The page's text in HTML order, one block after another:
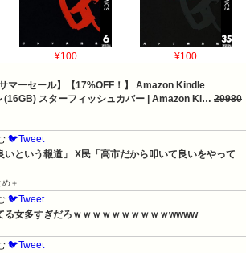
¥100 ¥100
マーセール】【17%OFF！】 Amazon Kindle
(16GB) スターフィッシュカバー | Amazon Ki… 29980
🐦Tweet
いという報道」 X民「高市だから叩いて良いをやって
＋
🐦Tweet
る女多すぎだろｗｗｗｗｗｗｗｗｗｗwwww
🐦Tweet